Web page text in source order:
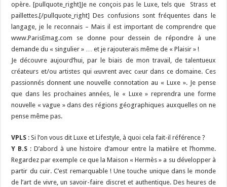
opère. [pullquote_right]Je ne conçois pas le Luxe, tels que Strass et
paillettes.[/pullquote_right] Des confusions sont fréquentes dans le
langage, je le reconnais – Mais il est important de comprendre que
www.ParisEmag.com se donne pour dessein de répondre à une
demande du « singulier » … et je rajouterais même de « Plaisir » !
Je découvre aujourd’hui, par le biais de mon travail, de talentueux
créateurs et/ou artistes qui œuvrent avec cœur dans ce domaine. Ces
passionnés donnent une nouvelle connotation au « Luxe ». Je pense
que dans les prochaines années, le « Luxe » reprendra une forme
nouvelle « vague » dans des régions géographiques auxquelles on ne
pense même pas.
VPLS : Si l’on vous dit Luxe et Lifestyle, à quoi cela fait-il référence ?
Y B.S : D’abord à une histoire d’amour entre la matière et l’homme.
Regardez par exemple ce que la Maison « Hermès » a su développer à
partir du cuir. C’est remarquable ! Une touche unique dans le monde
de l’art de vivre, un savoir-faire discret et authentique. Des heures de